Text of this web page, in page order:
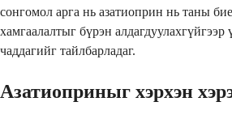
сонгомол арга нь азатиоприн нь таны
хамгаалалтыг бүрэн
чаддагийг тайлбарладаг.
Азатиоприныг хэрхэн